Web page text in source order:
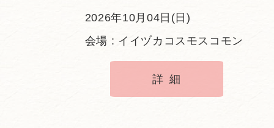
2026年10月04日(日)
会場 : イイヅカコスモスコモン
詳細